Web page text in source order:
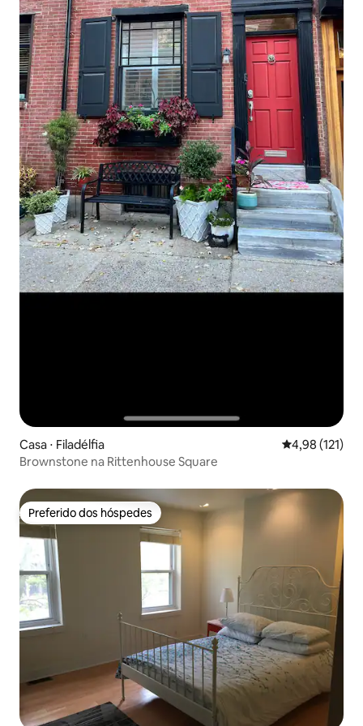
Casa ⋅ Filadélfia 4,98 de uma
4,98 (121)
Brownstone na Rittenhouse Square
Preferido dos hóspedes
Preferido dos hóspedes